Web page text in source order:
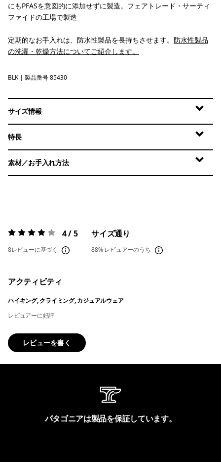
にもPFASを意図的に添加せずに製造。フェアトレード・サーティ
ファイドの工場で製造
定期的なお手入れは、防水性製品を長持ちさせます。 防水性製品
の洗濯・乾燥方法についてご紹介します。
Black
BLK | 製品番号 85430
サイズ情報
特長
素材／お手入れ方法
評価:4 / 5 4 / 5
8レビューに基づく
サイズ通り
88%レビュアーのうち
アクティビティ
ハイキング, クライミング, カジュアルウェア
レビュアーに好評
レビューを書く
パタゴニアは製品を保証しています。